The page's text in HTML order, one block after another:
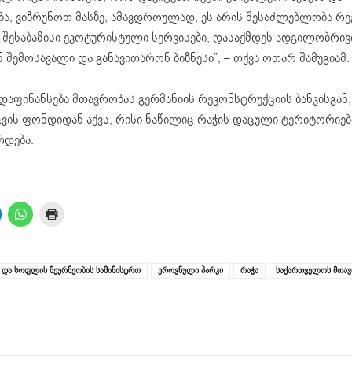
ვიზრუნოთ მასზე, ამავდროულად, ეს არის შესაძლებლობა
ეკოტურისტული სერვისები, დასაქმდეს
და განავითარონ ბიზნესი”, –თქვა ოთარ შამუგიამ.
მთავრობას გერმანიის რეკონსტრუქციის ბანკისგან,
ფონდიდან აქვს, რისი ნაწილიც რაჭის დაცული
(Opens
Click
to
(Opens
in
new
window)
სოფლის მეურნეობის სამინისტრო ეროვნული პარკი რაჭა საქართველოს